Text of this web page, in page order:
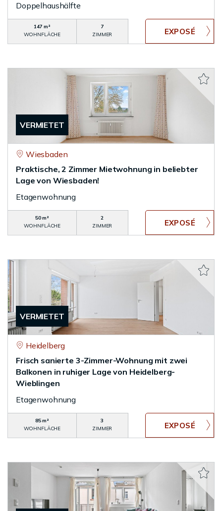
Doppelhaushälfte
147 m²
WOHNFLÄCHE
7
ZIMMER
VERMIETET
Wiesbaden
Praktische, 2 Zimmer Mietwohnung in beliebter
Lage von Wiesbaden!
Etagenwohnung
50 m²
WOHNFLÄCHE
2
ZIMMER
VERMIETET
Heidelberg
Frisch sanierte 3-Zimmer-Wohnung mit zwei
Balkonen in ruhiger Lage von Heidelberg-
Wieblingen
Etagenwohnung
85 m²
WOHNFLÄCHE
3
ZIMMER